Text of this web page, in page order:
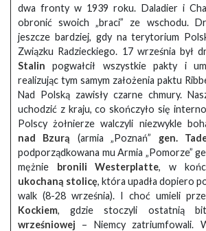
dwa fronty w 1939 roku. Daladier i
obronić swoich „braci” ze wschodu.
jeszcze bardziej, gdy na terytorium
Związku Radzieckiego. 17 września był
Stalin pogwałcił wszystkie pakty i
realizując tym samym założenia paktu
Nad Polską zawisły czarne chmury.
uchodzić z kraju, co skończyło się
Polscy żołnierze walczyli niezwykle
nad Bzurą (armia „Poznań” gen.
podporządkowana mu Armia „Pomorze”
mężnie bronili Westerplatte, w
ukochaną stolicę, która upadła dopiero
walk (8-28 września). I choć umieli
Kockiem, gdzie stoczyli ostatnią
wrześniowej – Niemcy zatriumfowali.